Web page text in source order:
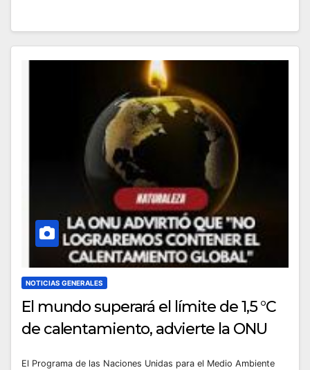
NOTICIAS GENERALES
El mundo superará el límite de 1,5 °C
de calentamiento, advierte la ONU
El Programa de las Naciones Unidas para el Medio Ambiente